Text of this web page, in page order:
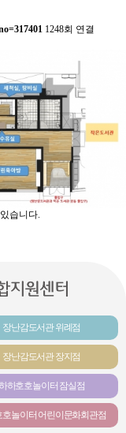
1248회 연결
습니다.
장난감도서관 위례점
장난감도서관 장지점
하호호놀이터 잠실점
호놀이터 어린이문화회관점